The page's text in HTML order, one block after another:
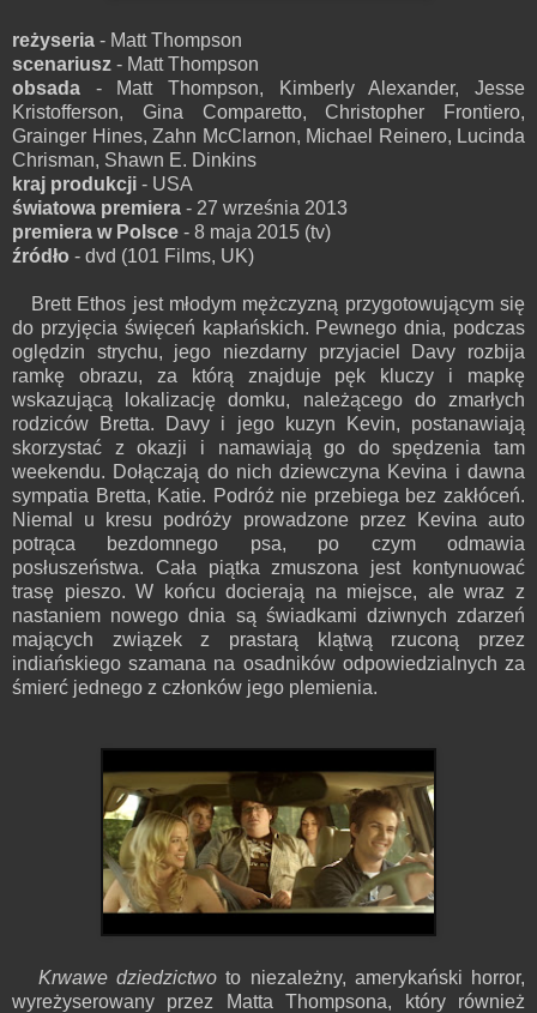
reżyseria - Matt Thompson
scenariusz - Matt Thompson
obsada - Matt Thompson, Kimberly Alexander, Jesse
Kristofferson, Gina Comparetto, Christopher Frontiero,
Grainger Hines, Zahn McClarnon, Michael Reinero, Lucinda
Chrisman, Shawn E. Dinkins
kraj produkcji - USA
światowa premiera - 27 września 2013
premiera w Polsce - 8 maja 2015 (tv)
źródło - dvd (101 Films, UK)
Brett Ethos jest młodym mężczyzną przygotowującym się
do przyjęcia święceń kapłańskich. Pewnego dnia, podczas
oględzin strychu, jego niezdarny przyjaciel Davy rozbija
ramkę obrazu, za którą znajduje pęk kluczy i mapkę
wskazującą lokalizację domku, należącego do zmarłych
rodziców Bretta. Davy i jego kuzyn Kevin, postanawiają
skorzystać z okazji i namawiają go do spędzenia tam
weekendu. Dołączają do nich dziewczyna Kevina i dawna
sympatia Bretta, Katie. Podróż nie przebiega bez zakłóceń.
Niemal u kresu podróży prowadzone przez Kevina auto
potrąca bezdomnego psa, po czym odmawia
posłuszeństwa. Cała piątka zmuszona jest kontynuować
trasę pieszo. W końcu docierają na miejsce, ale wraz z
nastaniem nowego dnia są świadkami dziwnych zdarzeń
mających związek z prastarą klątwą rzuconą przez
indiańskiego szamana na osadników odpowiedzialnych za
śmierć jednego z członków jego plemienia.
Krwawe dziedzictwo to niezależny, amerykański horror,
wyreżyserowany przez Matta Thompsona, który również